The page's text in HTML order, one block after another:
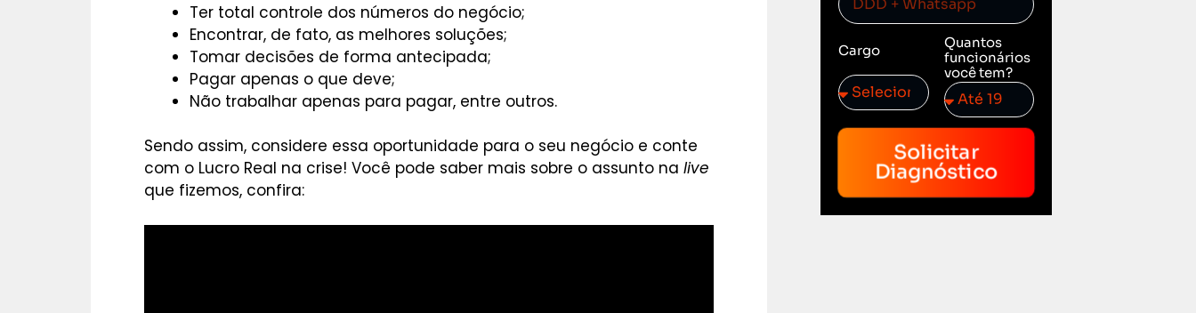
Cargo
Quantos
funcionários
você tem?
Solicitar
Diagnóstico
Ter total controle dos números do negócio;
Encontrar, de fato, as melhores soluções;
Tomar decisões de forma antecipada;
Pagar apenas o que deve;
Não trabalhar apenas para pagar, entre outros.
Sendo assim, considere essa oportunidade para o seu negócio e conte
com o Lucro Real na crise! Você pode saber mais sobre o assunto nalive
que fizemos, confira: